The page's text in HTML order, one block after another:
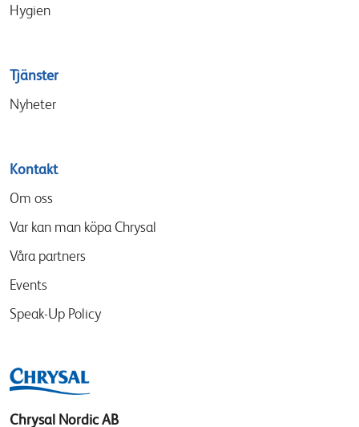
Hygien
Tjänster
Nyheter
Kontakt
Om oss
Var kan man köpa Chrysal
Våra partners
Events
Speak-Up Policy
Chrysal Nordic AB